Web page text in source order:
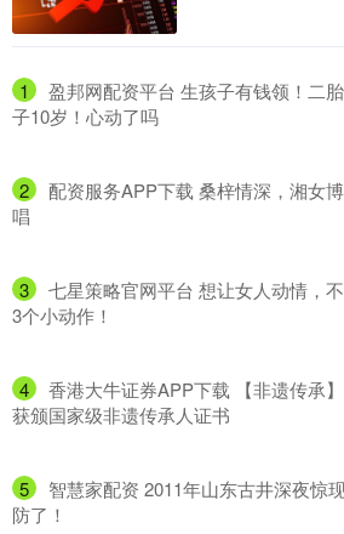
1
盈邦网配资平台 生孩子有钱领！二
子10岁！心动了吗
2
配资服务APP下载 桑梓情深，湘女
唱
3
七星策略官网平台 想让女人动情，
3个小动作！
4
香港大牛证券APP下载 【非遗传承
获颁国家级非遗传承人证书
5
智慧家配资 2011年山东古井深夜惊
防了！